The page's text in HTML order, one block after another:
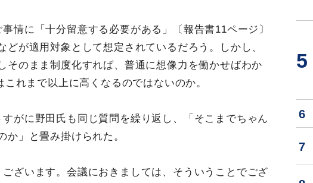
情に「十分留意する必要がある」〔報告書11ページ〕
どが適用対象として想定されているだろう。しかし、
そのまま制度化すれば、普通に想像力を働かせばわか
れまで以上に高くなるのではないのか。
がに野田氏も同じ質問を繰り返し、「そこまでちゃん
か」と畳み掛けられた。
ざいます。会議におきましては、そういうことでござ